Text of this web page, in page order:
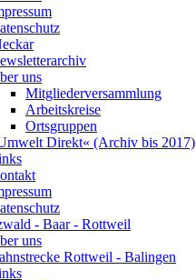
uns
Mitgliederversammlung
Arbeitskreise
Ortsgruppen
Direkt« (Archiv bis 2017)
- Baar - Rottweil
uns
Rottweil - Balingen